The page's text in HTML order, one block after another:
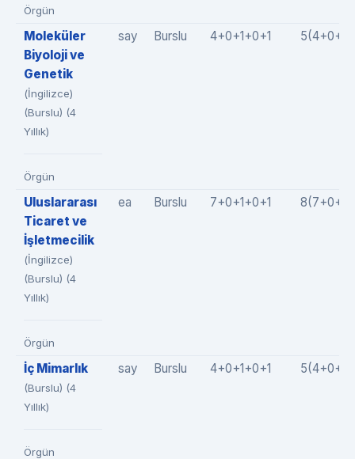
Örgün
Moleküler
Biyoloji ve
Genetik
(İngilizce)
(Burslu) (4
Yıllık)
Örgün
say Burslu 4+0+1+0+1
Uluslararası
Ticaret ve
İşletmecilik
(İngilizce)
(Burslu) (4
Yıllık)
Örgün
ea Burslu 7+0+1+0+1
İç Mimarlık
(Burslu) (4
Yıllık)
Örgün
say Burslu 4+0+1+0+1